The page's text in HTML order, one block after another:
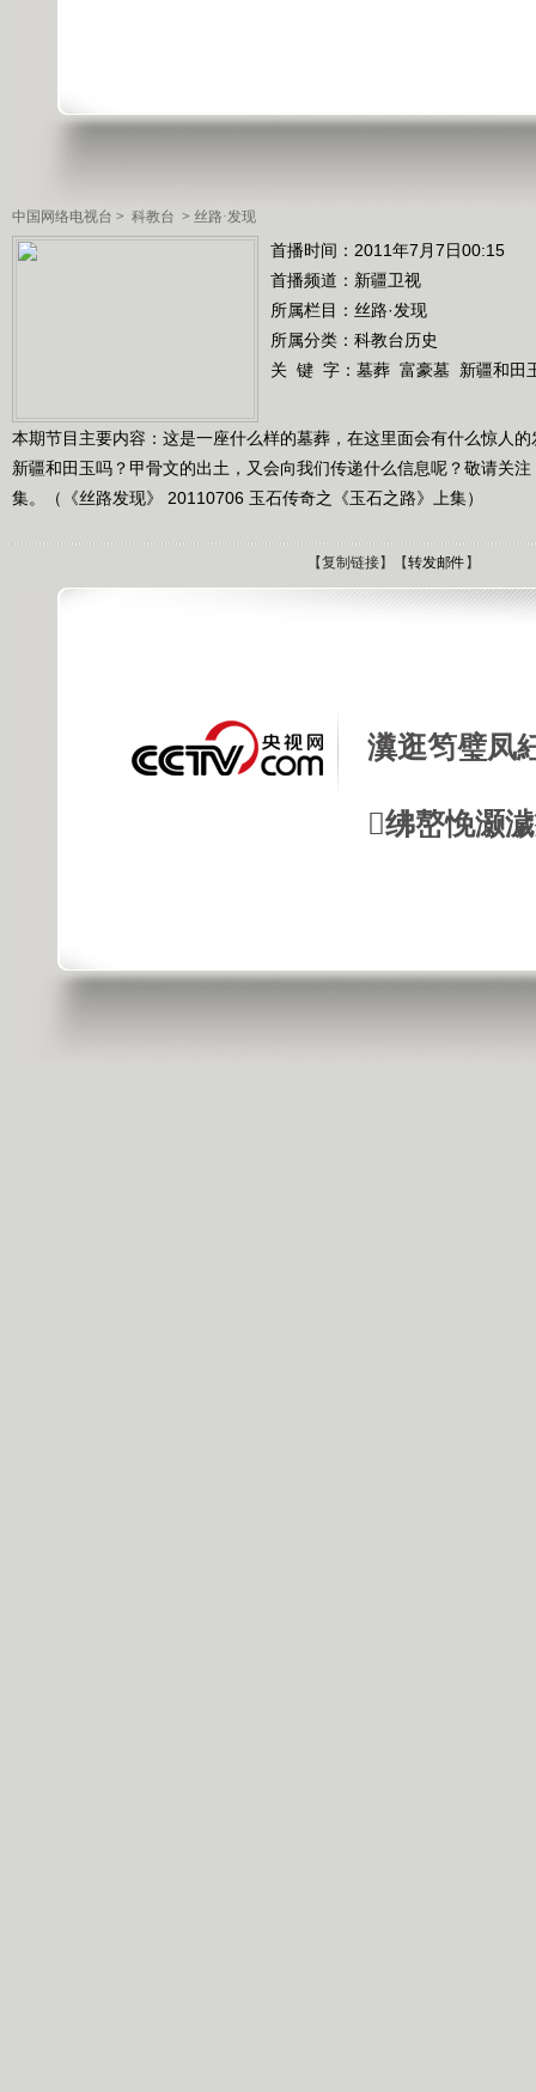
中国网络电视台 > 科教台 > 丝路·发现
首播时间：2011年7月7日00:15
首播频道： 新疆卫视
所属栏目： 丝路·发现
所属分类：科教台历史
关 键 字： 墓葬 富豪墓 新疆和田
本期节目主要内容：这是一座什么样的墓葬，在这里面会有什么惊人
新疆和田玉吗？甲骨文的出土，又会向我们传递什么信息呢？敬请关
集。（《丝路发现》 20110706 玉石传奇之《玉石之路》上集）
【复制链接】【转发邮件 】
瀵逛笉璧凤
绋嶅悗灏